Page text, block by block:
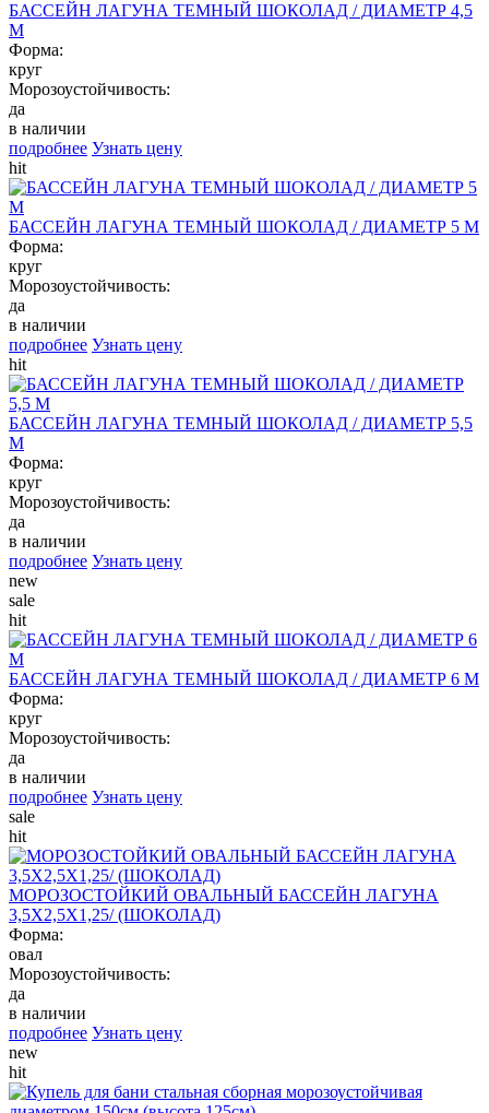
БАССЕЙН ЛАГУНА ТЕМНЫЙ ШОКОЛАД / ДИАМЕТР 4,5
М
Форма:
круг
Морозоустойчивость:
да
в наличии
подробнее Узнать цену
hit
БАССЕЙН ЛАГУНА ТЕМНЫЙ ШОКОЛАД / ДИАМЕТР 5 М
Форма:
круг
Морозоустойчивость:
да
в наличии
подробнее Узнать цену
hit
БАССЕЙН ЛАГУНА ТЕМНЫЙ ШОКОЛАД / ДИАМЕТР 5,5
М
Форма:
круг
Морозоустойчивость:
да
в наличии
подробнее Узнать цену
new
sale
hit
БАССЕЙН ЛАГУНА ТЕМНЫЙ ШОКОЛАД / ДИАМЕТР 6 М
Форма:
круг
Морозоустойчивость:
да
в наличии
подробнее Узнать цену
sale
hit
МОРОЗОСТОЙКИЙ ОВАЛЬНЫЙ БАССЕЙН ЛАГУНА
3,5Х2,5Х1,25/ (ШОКОЛАД)
Форма:
овал
Морозоустойчивость:
да
в наличии
подробнее Узнать цену
new
hit